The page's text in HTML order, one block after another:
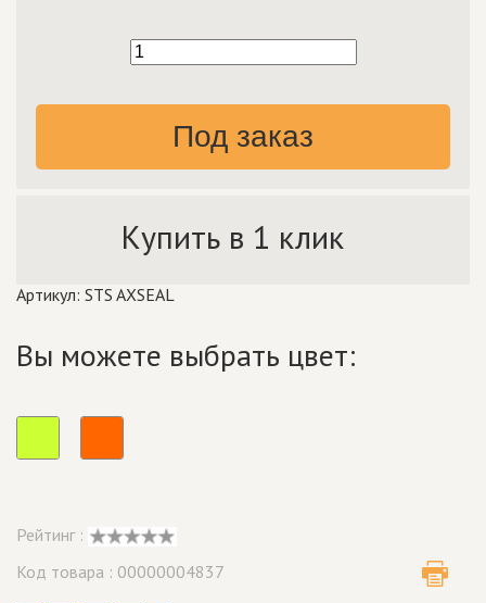
Под заказ
Купить в 1 клик
Артикул: STS AXSEAL
Вы можете выбрать цвет:
Рейтинг :
Код товара : 00000004837